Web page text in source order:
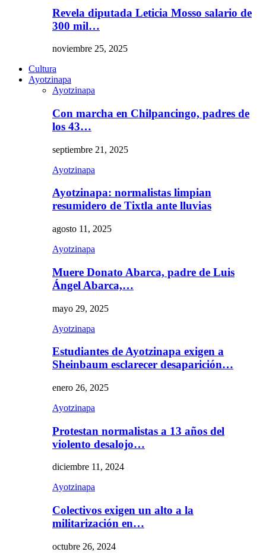
Revela diputada Leticia Mosso salario de
300 mil…
noviembre 25, 2025
Cultura
Ayotzinapa
Ayotzinapa
Con marcha en Chilpancingo, padres de
los 43…
septiembre 21, 2025
Ayotzinapa
Ayotzinapa: normalistas limpian
resumidero de Tixtla ante lluvias
agosto 11, 2025
Ayotzinapa
Muere Donato Abarca, padre de Luis
Ángel Abarca,…
mayo 29, 2025
Ayotzinapa
Estudiantes de Ayotzinapa exigen a
Sheinbaum esclarecer desaparición…
enero 26, 2025
Ayotzinapa
Protestan normalistas a 13 años del
violento desalojo…
diciembre 11, 2024
Ayotzinapa
Colectivos exigen un alto a la
militarización en…
octubre 26, 2024